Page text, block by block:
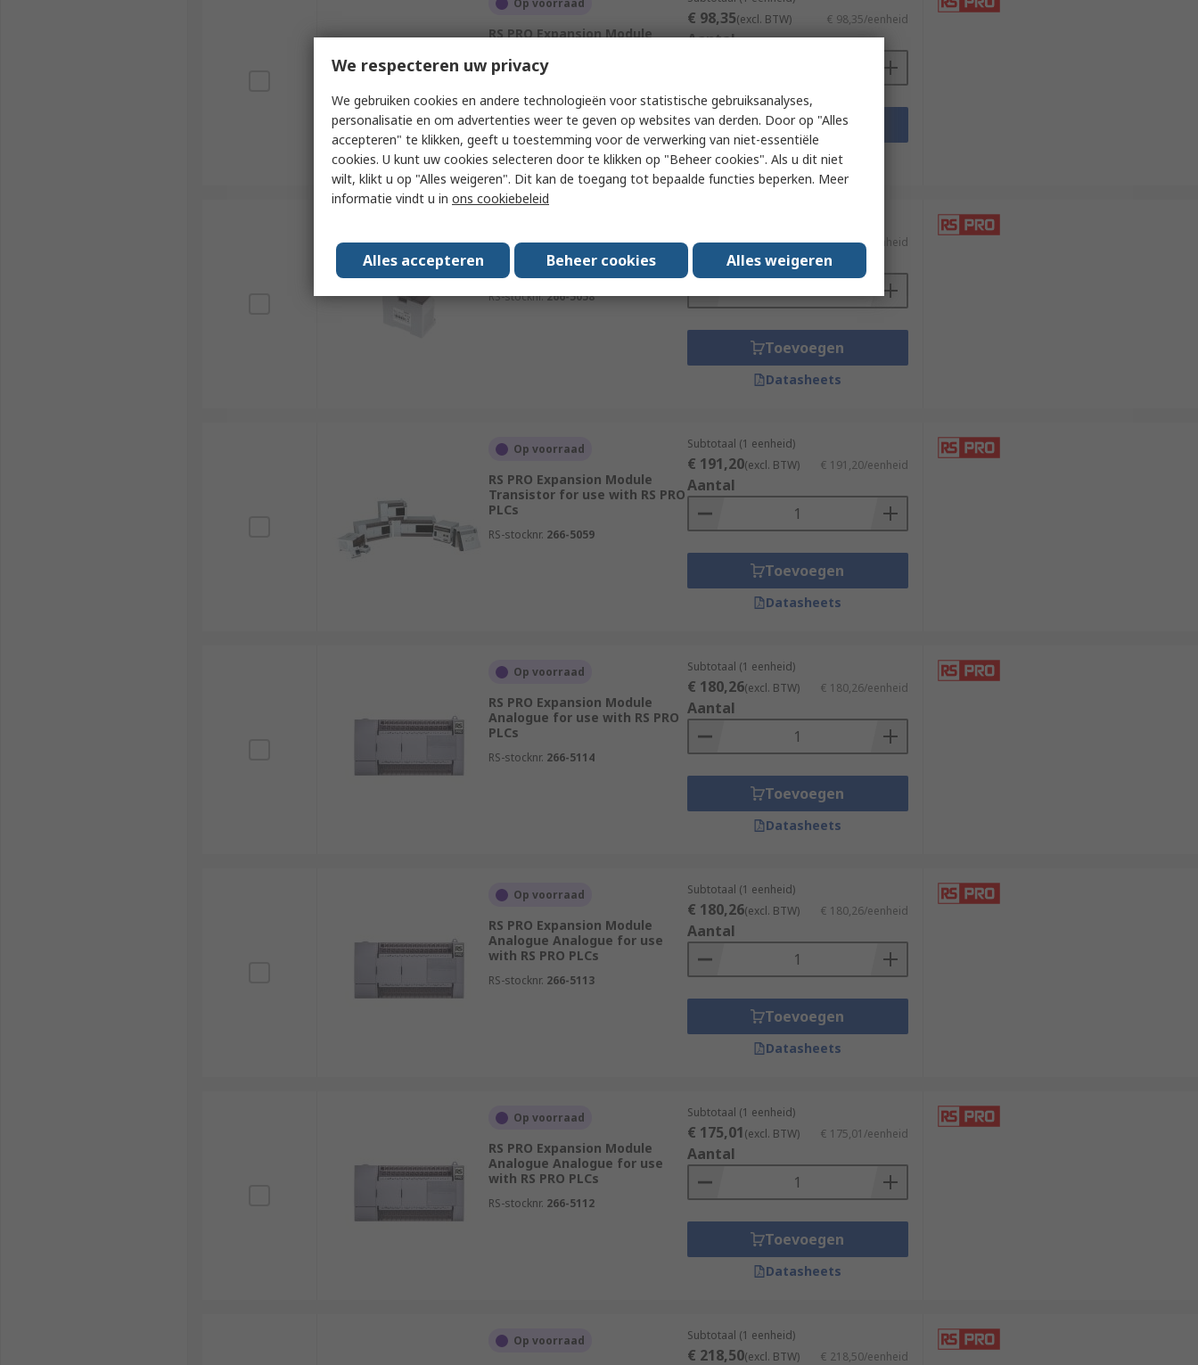
Op voorraad
RS PRO Expansion Module
PRO PLCs
€ 98,35(excl. BTW) € 98,35/eenheid
Aantal
Toevoegen
Datasheets
RS PRO Expansion Module
Relay for use with RS PRO PLCs
RS-stocknr.266-5058
€ 191,20(excl. BTW) € 191,20/eenheid
Aantal
Toevoegen
Datasheets
Op voorraad
RS PRO Expansion Module
Transistor for use with RS PRO
PLCs
RS-stocknr. 266-5059
Subtotaal (1 eenheid)
€ 191,20(excl. BTW) € 191,20/eenheid
Aantal
Toevoegen
Datasheets
Op voorraad
RS PRO Expansion Module
Analogue for use with RS PRO
PLCs
RS-stocknr. 266-5114
Subtotaal (1 eenheid)
€ 180,26(excl. BTW) € 180,26/eenheid
Aantal
Toevoegen
Datasheets
Op voorraad
RS PRO Expansion Module
Analogue Analogue for use
with RS PRO PLCs
RS-stocknr. 266-5113
Subtotaal (1 eenheid)
€ 180,26(excl. BTW) € 180,26/eenheid
Aantal
Toevoegen
Datasheets
Op voorraad
RS PRO Expansion Module
Analogue Analogue for use
with RS PRO PLCs
RS-stocknr. 266-5112
Subtotaal (1 eenheid)
€ 175,01(excl. BTW) € 175,01/eenheid
Aantal
Toevoegen
Datasheets
Op voorraad Subtotaal (1 eenheid)
€ 218,50(excl. BTW) € 218,50/eenheid
We respecteren uw privacy
We gebruiken cookies en andere technologieën voor statistische gebruiksanalyses,
personalisatie en om advertenties weer te geven op websites van derden. Door op "Alles
accepteren" te klikken, geeft u toestemming voor de verwerking van niet-essentiële
cookies. U kunt uw cookies selecteren door te klikken op "Beheer cookies". Als u dit niet
wilt, klikt u op "Alles weigeren". Dit kan de toegang tot bepaalde functies beperken. Meer
informatie vindt u in ons cookiebeleid
Alles accepteren Beheer cookies Alles weigeren